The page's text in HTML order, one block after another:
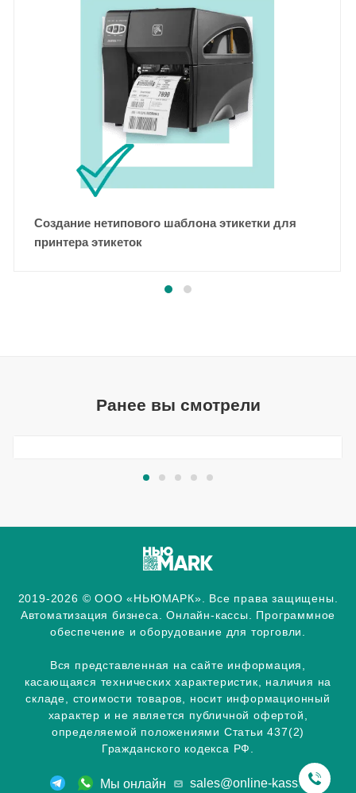
Создание нетипового шаблона этикетки для
принтера этикеток
Ранее вы смотрели
2019-2026 © ООО «НЬЮМАРК». Все права защищены.
Автоматизация бизнеса. Онлайн-кассы. Программное
обеспечение и оборудование для торговли.
Вся представленная на сайте информация,
касающаяся технических характеристик, наличия на
складе, стоимости товаров, носит информационный
характер и не является публичной офертой,
определяемой положениями Статьи 437(2)
Гражданского кодекса РФ.
Мы онлайн sales@online-kassa.info